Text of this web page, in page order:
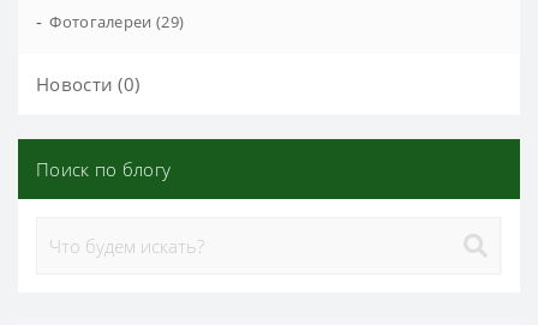
- Фотогалереи (29)
Новости (0)
Поиск по блогу